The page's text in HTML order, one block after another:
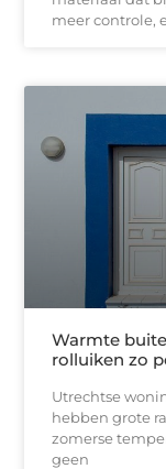
meer controle,
Warmte
rolluiken zo
Utrechtse
hebben grote
zomerse
geen